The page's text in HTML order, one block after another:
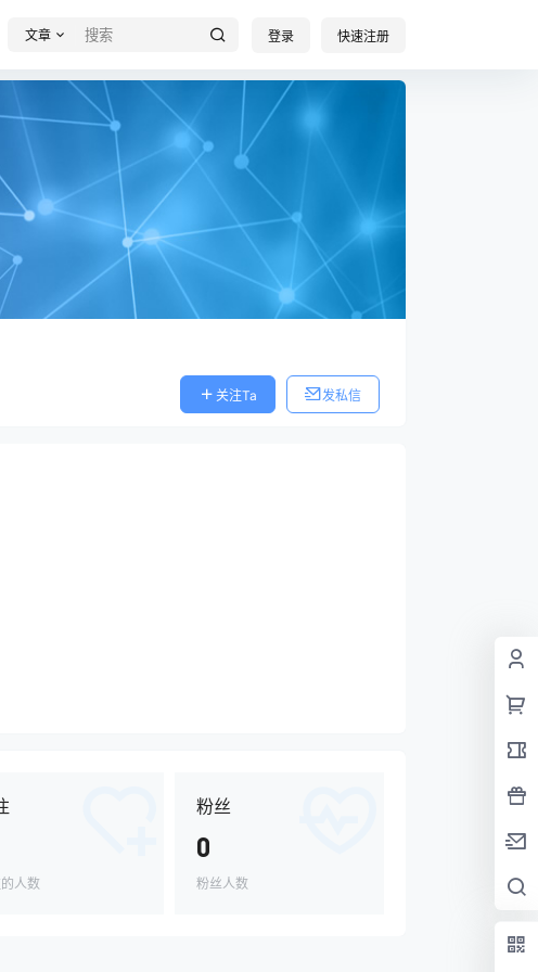
文章 登录 快速注册
关注Ta
发私信
人数
粉丝
0
粉丝人数